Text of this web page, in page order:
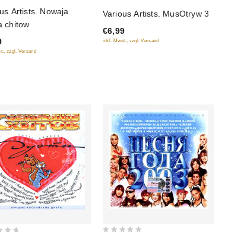
Artists. Nowaja
chitow
zzgl. Versand
of
5
Various Artists. MusOtryw 3
€6,99
inkl. Mwst., zzgl. Versand